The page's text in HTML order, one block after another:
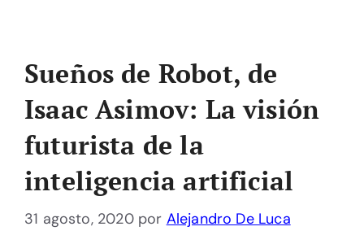
Sueños de Robot, de
Isaac Asimov: La visión
futurista de la
inteligencia artificial
31 agosto, 2020 por Alejandro De Luca